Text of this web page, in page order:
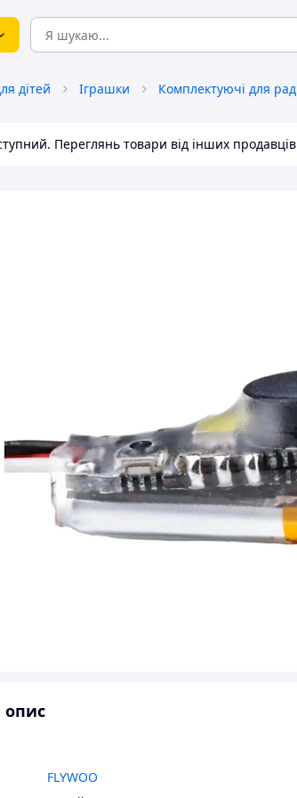
дітей Іграшки
Переглянь товари від інших продавців
опис
FLYWOO